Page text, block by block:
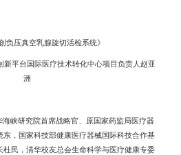
负压真空乳腺旋切活检系统》
新平台国际医疗技术转化中心项目负责人赵亚
洲
峡研究院首席战略官、原国家药监局医疗器
，国家科技部健康医疗器械国际科技合作基
民，清华校友总会生命科学与医疗健康专委